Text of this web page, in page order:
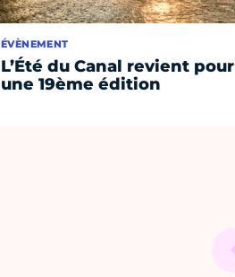
ÉVÈNEMENT
L’Été du Canal revient pour
une 19ème édition